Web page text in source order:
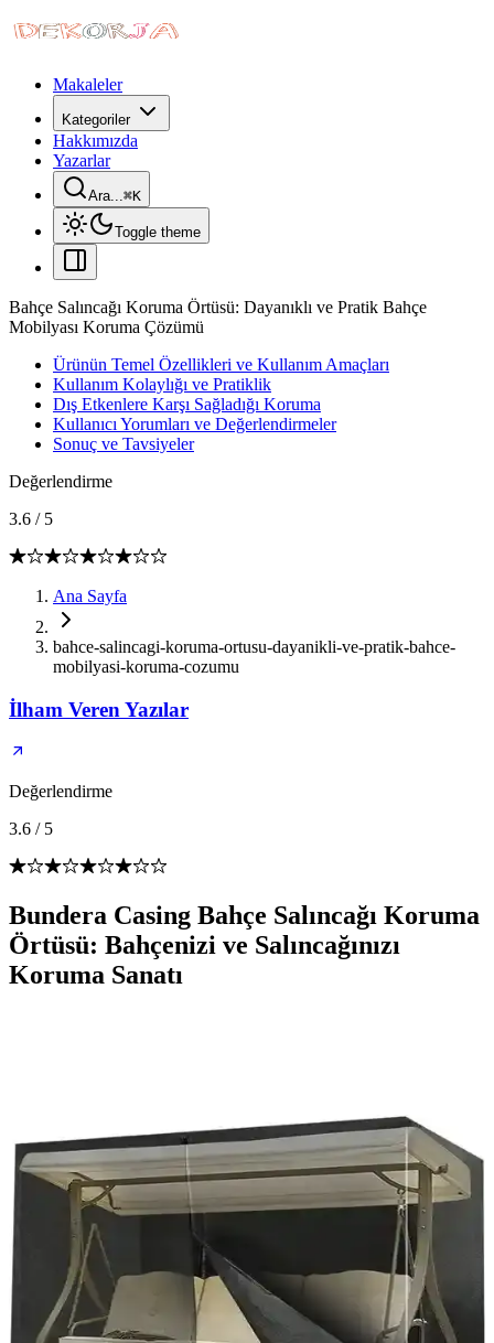
Makaleler
Kategoriler
Hakkımızda
Yazarlar
Ara...⌘K
Toggle theme
Bahçe Salıncağı Koruma Örtüsü: Dayanıklı ve Pratik Bahçe
Mobilyası Koruma Çözümü
Ürünün Temel Özellikleri ve Kullanım Amaçları
Kullanım Kolaylığı ve Pratiklik
Dış Etkenlere Karşı Sağladığı Koruma
Kullanıcı Yorumları ve Değerlendirmeler
Sonuç ve Tavsiyeler
Değerlendirme
3.6 / 5
Ana Sayfa
bahce-salincagi-koruma-ortusu-dayanikli-ve-pratik-bahce-
mobilyasi-koruma-cozumu
İlham Veren Yazılar
Değerlendirme
3.6 / 5
Bundera Casing Bahçe Salıncağı Koruma
Örtüsü: Bahçenizi ve Salıncağınızı
Koruma Sanatı